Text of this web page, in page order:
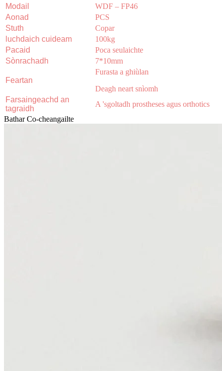
Modail
WDF – FP46
Aonad
PCS
Stuth
Copar
luchdaich cuideam
100kg
Pacaid
Poca seulaichte
Sònrachadh
7*10mm
Feartan
Furasta a ghiùlan
Deagh neart snìomh
Farsaingeachd an
tagraidh
A 'sgoltadh prostheses agus orthotics
Bathar Co-cheangailte